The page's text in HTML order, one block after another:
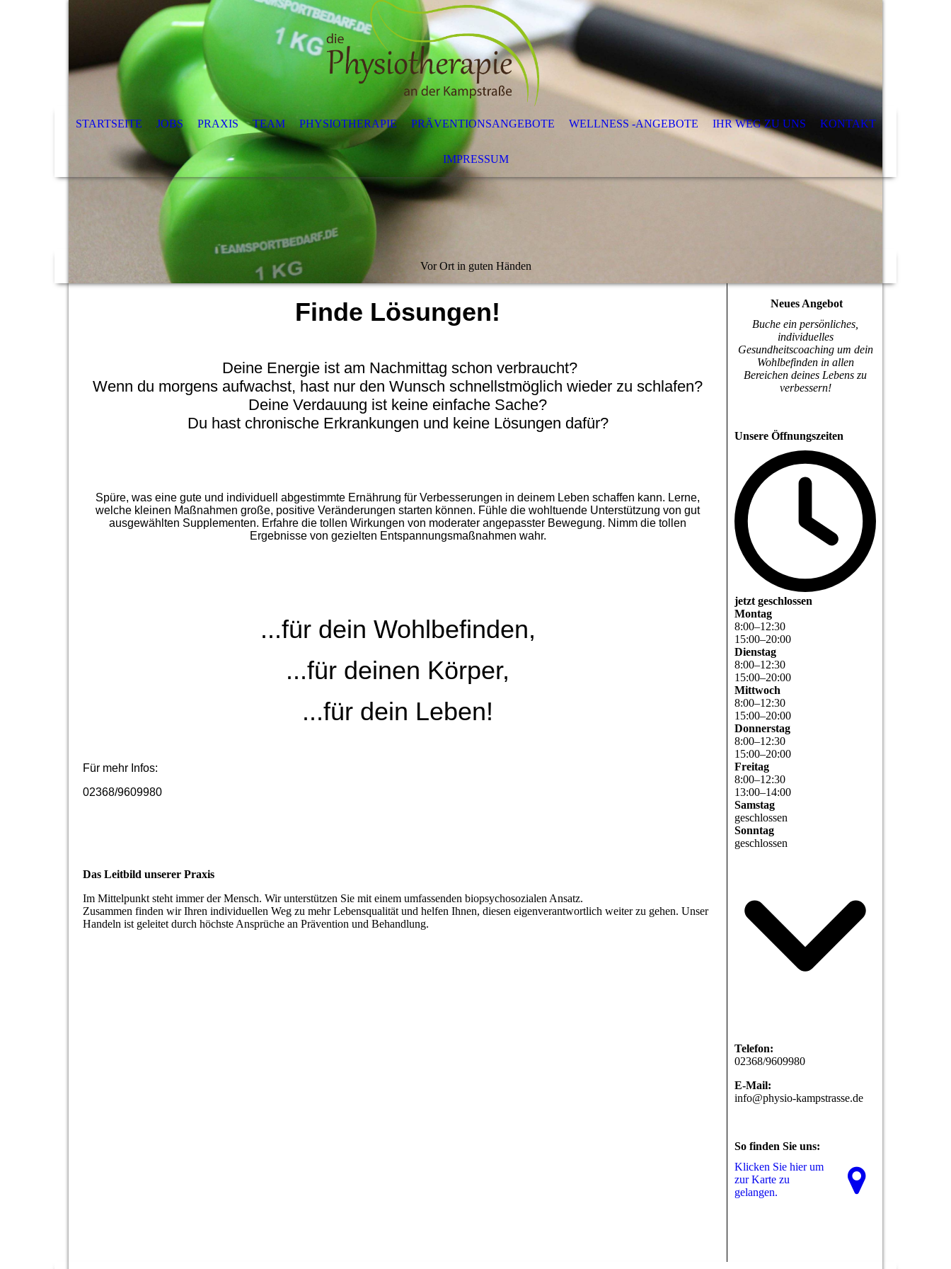
STARTSEITE JOBS PRAXIS TEAM PHYSIOTHERAPIE PRÄVENTIONSANGEBOTE WELLNESS -ANGEBOTE IHR WEG ZU UNS KONTAKT
IMPRESSUM
Vor Ort in guten Händen
Finde Lösungen!
Deine Energie ist am Nachmittag schon verbraucht?
Wenn du morgens aufwachst, hast nur den Wunsch schnellstmöglich wieder zu schlafen?
Deine Verdauung ist keine einfache Sache?
Du hast chronische Erkrankungen und keine Lösungen dafür?
Spüre, was eine gute und individuell abgestimmte Ernährung für Verbesserungen in deinem Leben schaffen kann. Lerne,
welche kleinen Maßnahmen große, positive Veränderungen starten können. Fühle die wohltuende Unterstützung von gut
ausgewählten Supplementen. Erfahre die tollen Wirkungen von moderater angepasster Bewegung. Nimm die tollen
Ergebnisse von gezielten Entspannungsmaßnahmen wahr.
...für dein Wohlbefinden,
...für deinen Körper,
...für dein Leben!
Für mehr Infos:
02368/9609980
Das Leitbild unserer Praxis
Im Mittelpunkt steht immer der Mensch. Wir unterstützen Sie mit einem umfassenden biopsychosozialen Ansatz.
Zusammen finden wir Ihren individuellen Weg zu mehr Lebensqualität und helfen Ihnen, diesen eigenverantwortlich weiter zu gehen. Unser
Handeln ist geleitet durch höchste Ansprüche an Prävention und Behandlung.
Neues Angebot
Buche ein persönliches,
individuelles
Gesundheitscoaching um dein
Wohlbefinden in allen
Bereichen deines Lebens zu
verbessern!
Unsere Öffnungszeiten
jetzt geschlossen
Montag
8:00–12:30
15:00–20:00
Dienstag
8:00–12:30
15:00–20:00
Mittwoch
8:00–12:30
15:00–20:00
Donnerstag
8:00–12:30
15:00–20:00
Freitag
8:00–12:30
13:00–14:00
Samstag
geschlossen
Sonntag
geschlossen
Telefon:
02368/9609980
E-Mail:
info@physio-kampstrasse.de
So finden Sie uns:
Klicken Sie hier um
zur Karte zu
gelangen.